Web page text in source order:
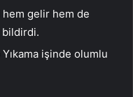
gelir hem de
bildirdi.
işinde olumlu